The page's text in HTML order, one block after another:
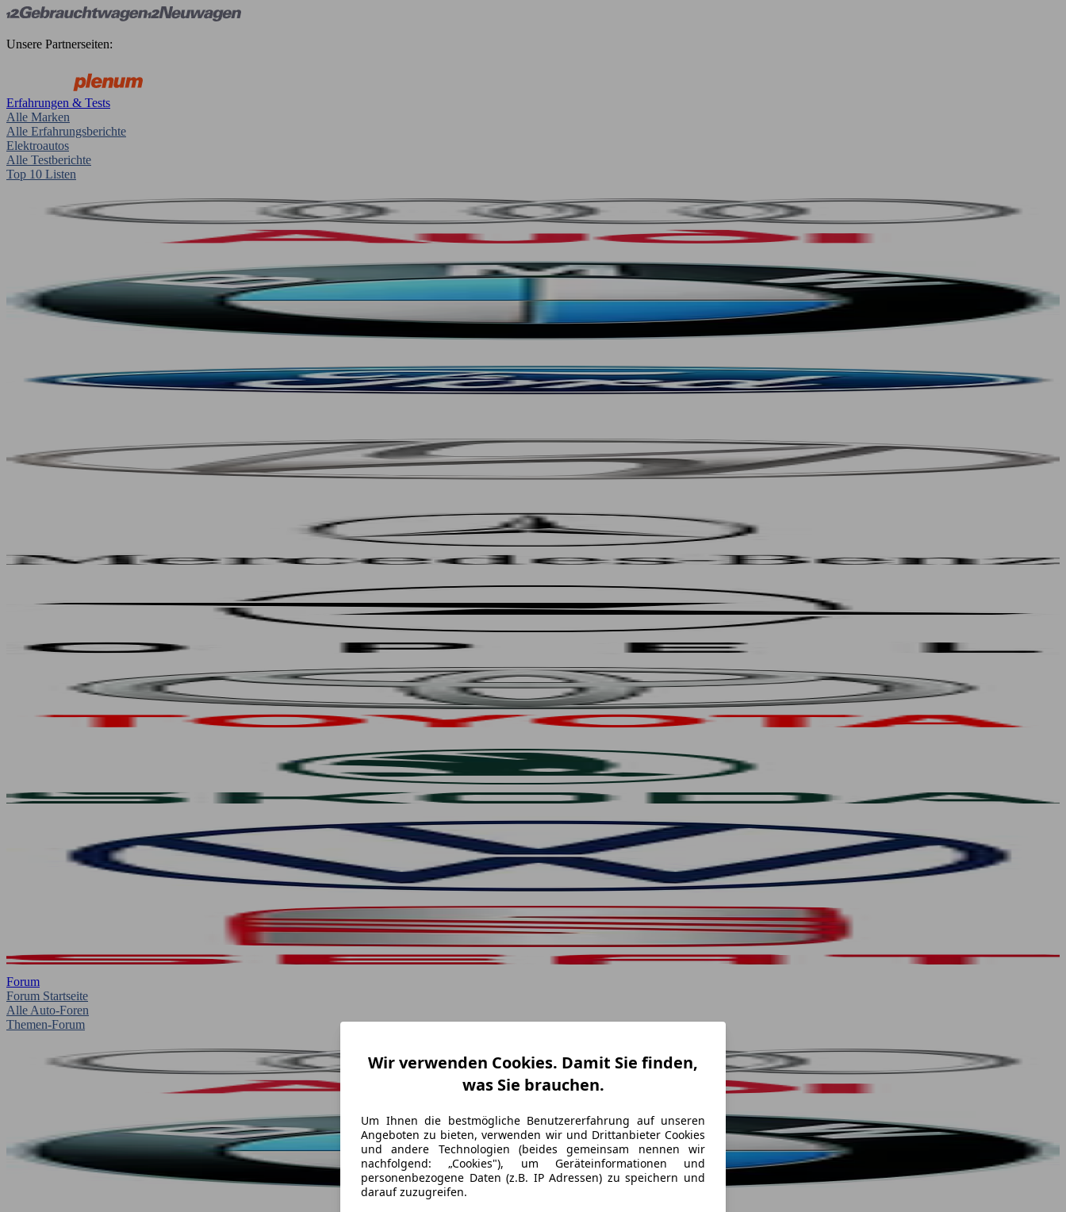
Unsere Partnerseiten:
Erfahrungen & Tests
Alle Marken
Alle Erfahrungsberichte
Elektroautos
Alle Testberichte
Top 10 Listen
Forum
Forum Startseite
Alle Auto-Foren
Themen-Forum
Wir verwenden Cookies. Damit Sie finden,
was Sie brauchen.
Um Ihnen die bestmögliche Benutzererfahrung auf unseren
Angeboten zu bieten, verwenden wir und Drittanbieter Cookies
und andere Technologien (beides gemeinsam nennen wir
nachfolgend: „Cookies"), um Geräteinformationen und
personenbezogene Daten (z.B. IP Adressen) zu speichern und
darauf zuzugreifen.